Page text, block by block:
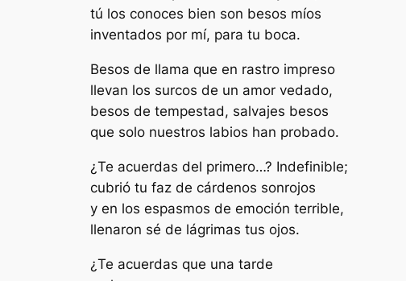
tú los conoces bien son besos míos
inventados por mí, para tu boca.
Besos de llama que en rastro impreso
llevan los surcos de un amor vedado,
besos de tempestad, salvajes besos
que solo nuestros labios han probado.
¿Te acuerdas del primero…? Indefinible;
cubrió tu faz de cárdenos sonrojos
y en los espasmos de emoción terrible,
llenaron sé de lágrimas tus ojos.
¿Te acuerdas que una tarde